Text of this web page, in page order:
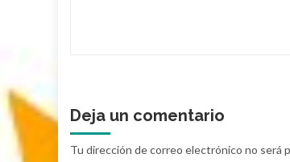
Deja un comentario
Tu dirección de correo electrónico no será